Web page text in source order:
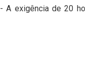
- A exigência de 20